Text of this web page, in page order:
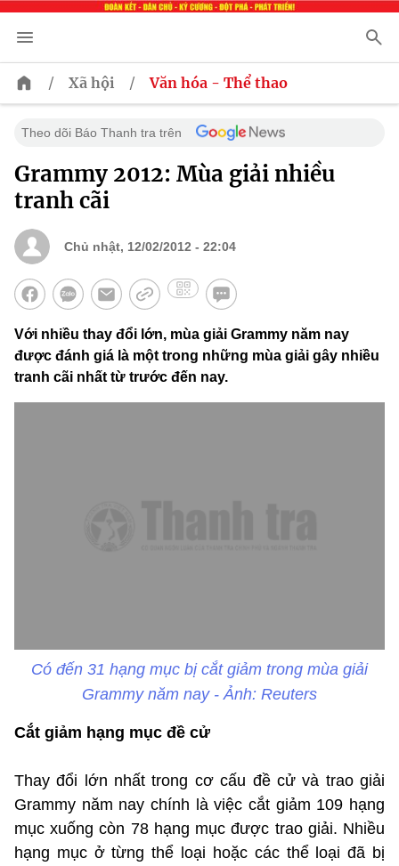
/ Xã hội / Văn hóa - Thể thao
Theo dõi Báo Thanh tra trên
Grammy 2012: Mùa giải nhiều
tranh cãi
Chủ nhật, 12/02/2012 - 22:04
Với nhiều thay đổi lớn, mùa giải Grammy năm nay
được đánh giá là một trong những mùa giải gây nhiều
tranh cãi nhất từ trước đến nay.
Có đến 31 hạng mục bị cắt giảm trong mùa giải
Grammy năm nay - Ảnh: Reuters
Cắt giảm hạng mục đề cử
Thay đổi lớn nhất trong cơ cấu đề cử và trao giải
Grammy năm nay chính là việc cắt giảm 109 hạng
mục xuống còn 78 hạng mục được trao giải. Nhiều
hạng mục ở từng thể loại hoặc các thể loại đã bị